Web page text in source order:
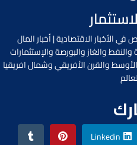
الأخبار الاقتصادية | أخبار المال
والغاز والبورصة والإستثمارات
والقرن الأفريقي وشمال افريقيا
Linkedin